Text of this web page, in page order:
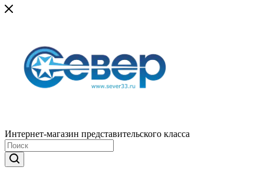
Интернет-магазин представительского класса